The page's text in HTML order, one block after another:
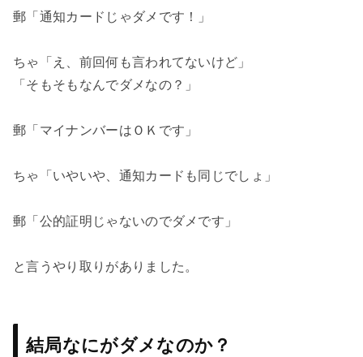
郵「通知カードじゃダメです！」
ちゃ「え、前回何も言われてないけど」
「そもそもなんでダメなの？」
郵「マイナンバーはＯＫです」
ちゃ「いやいや、通知カードも同じでしょ」
郵「公的証明じゃないのでダメです」
と言うやり取りがありました。
結局なにがダメなのか？